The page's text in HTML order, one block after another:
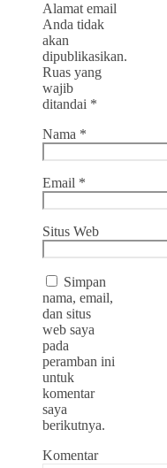
Alamat email
Anda tidak
akan
dipublikasikan.
Ruas yang
wajib
ditandai *
Nama *
Email *
Situs Web
Simpan
nama, email,
dan situs
web saya
pada
peramban ini
untuk
komentar
saya
berikutnya.
Komentar